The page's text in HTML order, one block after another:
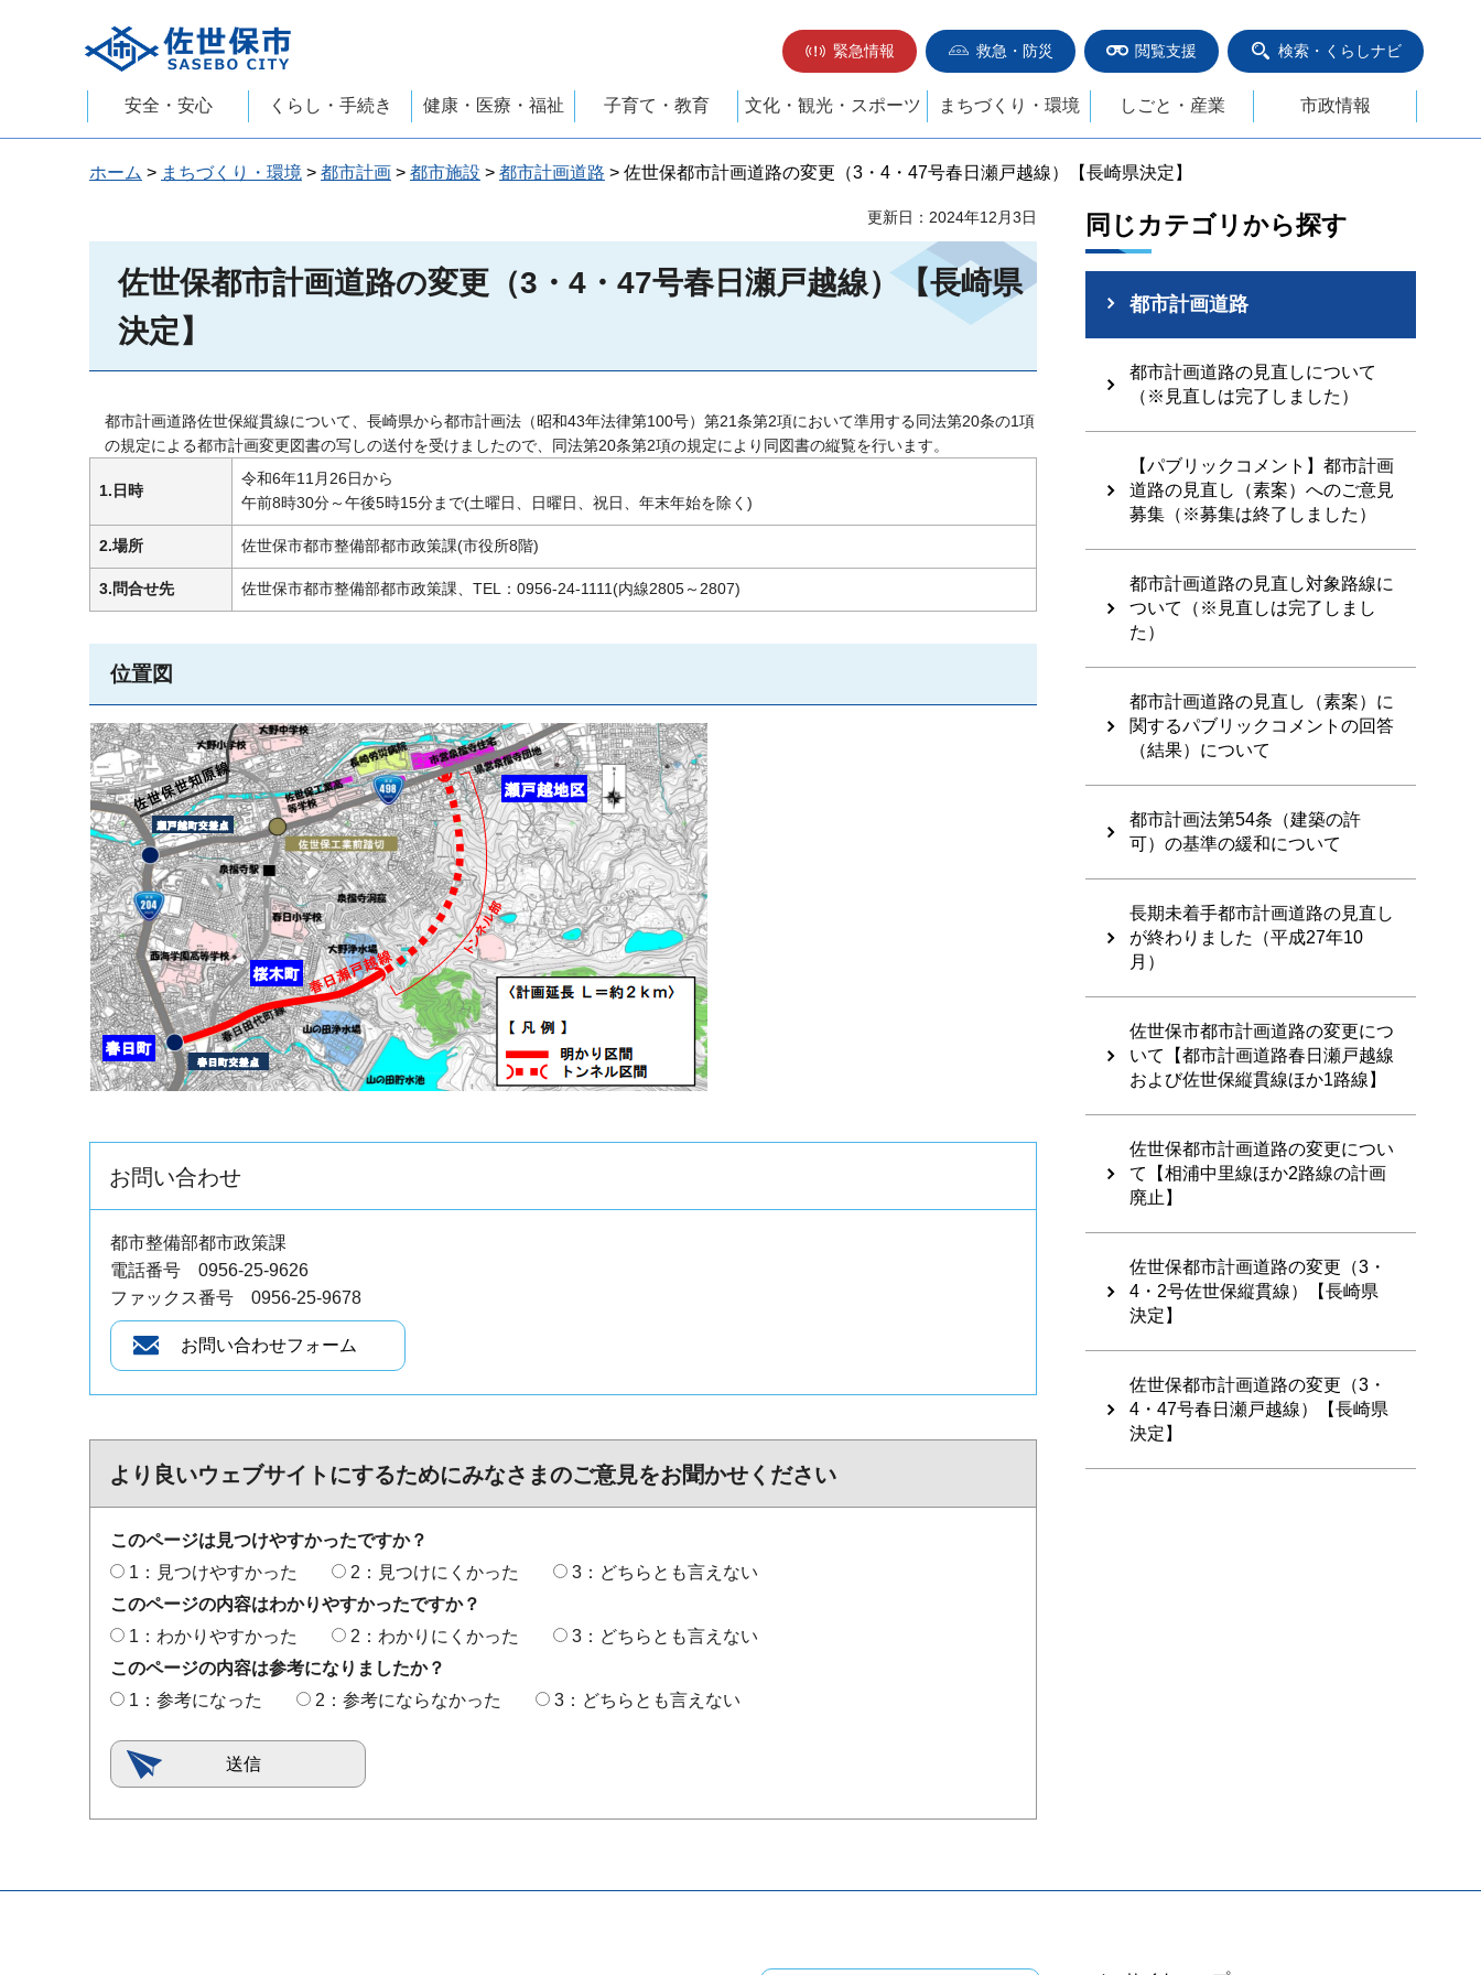
佐世保市
緊急情報
救急・防災 閲覧支援 検索・くらしナビ
安全・安心 くらし・手続き 健康・医療・福祉 子育て・教育 文化・観光・スポーツ まちづくり・環境 しごと・産業 市政情報
ホーム > まちづくり・環境 > 都市計画 > 都市施設 > 都市計画道路 > 佐世保都市計画道路の変更（3・4・47号春日瀬戸越線）【長崎県決定】
更新日：2024年12月3日
佐世保都市計画道路の変更（3・4・47号春日瀬戸越線）【長崎県
決定】
都市計画道路佐世保縦貫線について、長崎県から都市計画法（昭和43年法律第100号）第21条第2項において準用する同法第20条の1項
の規定による都市計画変更図書の写しの送付を受けましたので、同法第20条第2項の規定により同図書の縦覧を行います。
1. 日時
令和6年11月26日から
午前8時30分～午後5時15分まで(土曜日、日曜日、祝日、年末年始を除く)
2.場所 佐世保市都市整備部都市政策課(市役所8階)
3.問合せ先 佐世保市都市整備部都市政策課、TEL：0956-24-1111(内線2805～2807)
位置図
お問い合わせ
都市整備部都市政策課
電話番号 0956-25-9626
ファックス番号 0956-25-9678
より良いウェブサイトにするためにみなさまのご意見をお聞かせください
このページは見つけやすかったですか？
1：見つけやすかった
2：見つけにくかった
3：どちらとも言えない
このページの内容はわかりやすかったですか？
1：わかりやすかった
2：わかりにくかった
3：どちらとも言えない
このページの内容は参考になりましたか？
1：参考になった
2：参考にならなかった 3：どちらとも言えない
同じカテゴリから探す
都市計画道路
都市計画道路の見直しについて
（※見直しは完了しました）
【パブリックコメント】都市計画
道路の見直し（素案）へのご意見
募集（※募集は終了しました）
都市計画道路の見直し対象路線に
ついて（※見直しは完了しまし
た）
都市計画道路の見直し（素案）に
関するパブリックコメントの回答
（結果）について
都市計画法第54条（建築の許
可）の基準の緩和について
長期未着手都市計画道路の見直し
が終わりました（平成27年10
月）
佐世保市都市計画道路の変更につ
いて【都市計画道路春日瀬戸越線
および佐世保縦貫線ほか1路線】
佐世保都市計画道路の変更につい
て【相浦中里線ほか2路線の計画
廃止】
佐世保都市計画道路の変更（3・
4・2号佐世保縦貫線）【長崎県
決定】
佐世保都市計画道路の変更（3・
4・47号春日瀬戸越線）【長崎県
決定】